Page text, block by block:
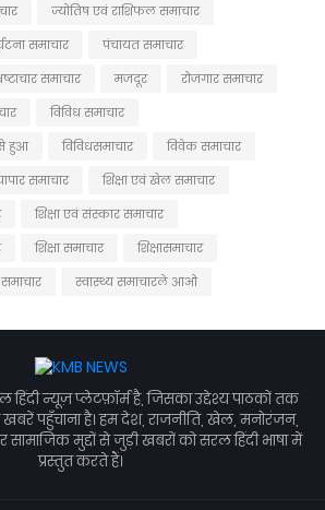
ज्योतिष एवं राशिफल समाचार
समाचार
पंचायत समाचार
समाचार मजदूर
रोजगार समाचार
विविध समाचार
हुआ
विविधसमाचार
विवेक समाचार
समाचार
शिक्षा एवं खेल समाचार
शिक्षा एवं संस्कार समाचार
शिक्षा समाचार
शिक्षासमाचार
स्वास्थ्य समाचारले आओ
हिंदी न्यूज़ प्लेटफ़ॉर्म है, जिसका उद्देश्य पाठकों तक
पहुँचाना है। हम देश, राजनीति, खेल, मनोरंजन,
मुद्दों से जुड़ी खबरों को सरल हिंदी भाषा में
प्रस्तुत करते हैं।